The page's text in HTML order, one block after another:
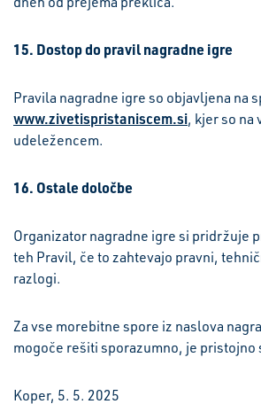
15. Dostop do pravil nagradne igre
Pravila nagradne igre so objavljena na
www.zivetispristaniscem.si, kjer so na
udeležencem.
16. Ostale določbe
Organizator nagradne igre si pridržuje
teh Pravil, če to zahtevajo pravni,
razlogi.
Za vse morebitne spore iz naslova
mogoče rešiti sporazumno, je pristojno
Koper, 5. 5. 2025